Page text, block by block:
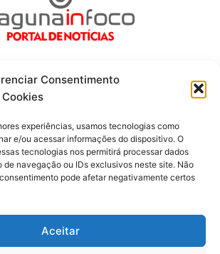
Consentimento
experiências, usamos tecnologias como
e/ou acessar informações do dispositivo. O
tecnologias nos permitirá processar dados
de navegação ou IDs exclusivos neste site. Não
pode afetar negativamente certos
Aceitar
Siga-nos
b
t
a
u